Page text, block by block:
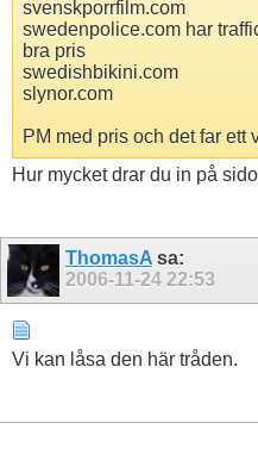
svenskporrfilm.com
swedenpolice.com har
bra pris
swedishbikini.com
slynor.com
PM med pris och det far ett
Hur mycket drar du in på
ThomasA sa:
2006-11-24 22:53
Vi kan låsa den här tråden.